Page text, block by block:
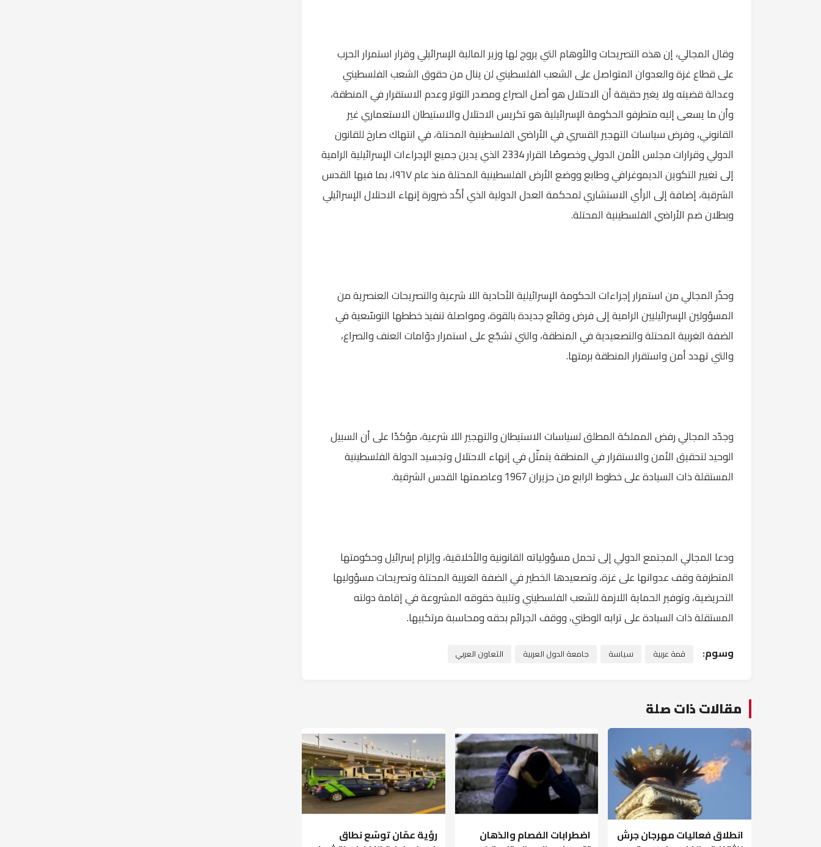
وقال المجالي، إن هذه التصريحات والأوهام التي يروج لها وزير المالية الإسرائيلي وقرار استمرار الحرب
على قطاع غزة والعدوان المتواصل على الشعب الفلسطيني لن ينال من حقوق الشعب الفلسطيني
وعدالة قضيته ولا يغير حقيقة أن الاحتلال هو أصل الصراع ومصدر التوتر وعدم الاستقرار في المنطقة،
وأن ما يسعى إليه متطرفو الحكومة الإسرائيلية هو تكريس الاحتلال والاستيطان الاستعماري غير
القانوني، وفرض سياسات التهجير القسري في الأراضي الفلسطينية المحتلة، في انتهاك صارخ للقانون
الدولي وقرارات مجلس الأمن الدولي وخصوصًا القرار 2334 الذي يدين جميع الإجراءات الإسرائيلية الرامية
إلى تغيير التكوين الديموغرافي وطابع ووضع الأرض الفلسطينية المحتلة منذ عام ١٩٦٧، بما فيها القدس
الشرقية، إضافة إلى الرأي الاستشاري لمحكمة العدل الدولية الذي أكّد ضرورة إنهاء الاحتلال الإسرائيلي
وبطلان ضم الأراضي الفلسطينية المحتلة.
وحذّر المجالي من استمرار إجراءات الحكومة الإسرائيلية الأحادية اللا شرعية والتصريحات العنصرية من
المسؤولين الإسرائيليين الرامية إلى فرض وقائع جديدة بالقوة، ومواصلة تنفيذ خططها التوسّعية في
الضفة الغربية المحتلة والتصعيدية في المنطقة، والتي تشجّع على استمرار دوّامات العنف والصراع،
والتي تهدد أمن واستقرار المنطقة برمتها.
وجدّد المجالي رفض المملكة المطلق لسياسات الاستيطان والتهجير اللا شرعية، مؤكدًا على أن السبيل
الوحيد لتحقيق الأمن والاستقرار في المنطقة يتمثّل في إنهاء الاحتلال وتجسيد الدولة الفلسطينية
المستقلة ذات السيادة على خطوط الرابع من حزيران 1967 وعاصمتها القدس الشرقية.
ودعا المجالي المجتمع الدولي إلى تحمل مسؤولياته القانونية والأخلاقية، وإلزام إسرائيل وحكومتها
المتطرفة وقف عدوانها على غزة، وتصعيدها الخطير في الضفة الغربية المحتلة وتصريحات مسؤوليها
التحريضية، وتوفير الحماية اللازمة للشعب الفلسطيني وتلبية حقوقه المشروعة في إقامة دولته
المستقلة ذات السيادة على ترابه الوطني، ووقف الجرائم بحقه ومحاسبة مرتكبيها.
وسوم: قمة عربية سياسة جامعة الدول العربية التعاون العربي
مقالات ذات صلة
انطلاق فعاليات مهرجان جرش
اضطرابات الفصام والذهان
رؤية عمّان توسّع نطاق